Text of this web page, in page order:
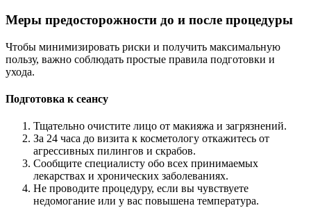
Меры предосторожности до и после процедуры
Чтобы минимизировать риски и получить максимальную
пользу, важно соблюдать простые правила подготовки и
ухода.
Подготовка к сеансу
Тщательно очистите лицо от макияжа и загрязнений.
За 24 часа до визита к косметологу откажитесь от
агрессивных пилингов и скрабов.
Сообщите специалисту обо всех принимаемых
лекарствах и хронических заболеваниях.
Не проводите процедуру, если вы чувствуете
недомогание или у вас повышена температура.